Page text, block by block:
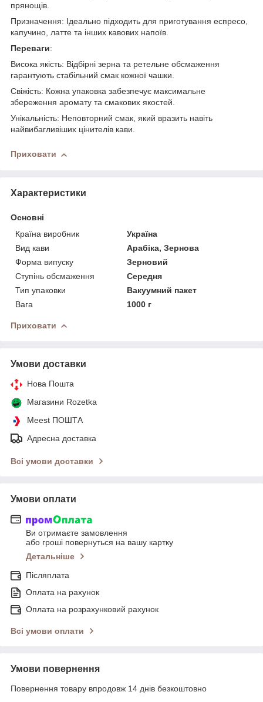
прянощів.
Призначення: Ідеально підходить для приготування еспресо,
капучино, латте та інших кавових напоїв.
Переваги:
Висока якість: Відбірні зерна та ретельне обсмаження
гарантують стабільний смак кожної чашки.
Свіжість: Кожна упаковка забезпечує максимальне
збереження аромату та смакових якостей.
Унікальність: Неповторний смак, який вразить навіть
найвибагливіших цінителів кави.
Приховати
Характеристики
Основні
Країна виробник
Україна
Вид кави
Арабіка, Зернова
Форма випуску
Зерновий
Ступінь обсмаження
Середня
Тип упаковки
Вакуумний пакет
Вага
1000 г
Приховати
Умови доставки
Нова Пошта
Магазини Rozetka
Meest ПОШТА
Адресна доставка
Всі умови доставки
Умови оплати
Ви отримаєте замовлення
або гроші повернуться на вашу картку
Детальніше
Післяплата
Оплата на рахунок
Оплата на розрахунковий рахунок
Всі умови оплати
Умови повернення
Повернення товару впродовж 14 днів безкоштовно